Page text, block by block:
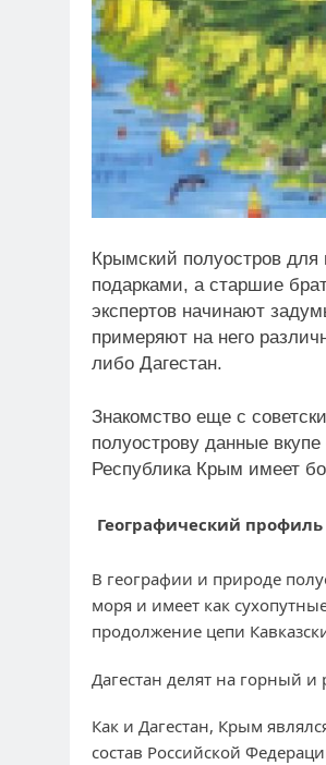
Крымский полуостров
подарками, а старшие
экспертов начинают
примеряют на него
либо Дагестан.
Знакомство еще с
полуострову данные
Республика Крым имеет
Географический профиль
В географии и природе
моря и имеет как
продолжение цепи
Дагестан делят на
Как и Дагестан, Крым
состав Российской